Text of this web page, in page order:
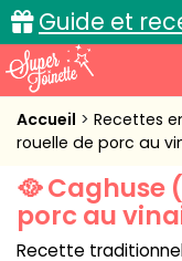
Guide et
Accueil
Cuisine pratique
Accueil Recettes
rouelle de porc au
🥘 Caghuse
porc au
Recette